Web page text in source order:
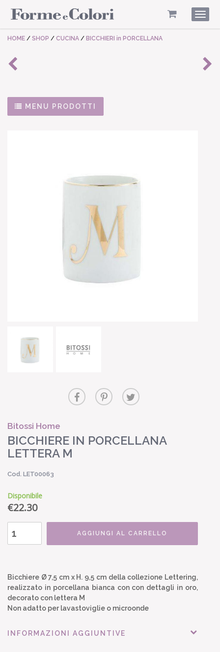
HOME / SHOP / CUCINA / BICCHIERI in PORCELLANA
MENU PRODOTTI
Bitossi Home
BICCHIERE IN PORCELLANA
LETTERA M
Cod. LET00063
Disponibile
€22.30
AGGIUNGI AL CARRELLO
Bicchiere Ø 7,5 cm x H. 9,5 cm della collezione Lettering,
realizzato in porcellana bianca con con dettagli in oro,
decorato con lettera M
Non adatto per lavastoviglie o microonde
INFORMAZIONI AGGIUNTIVE